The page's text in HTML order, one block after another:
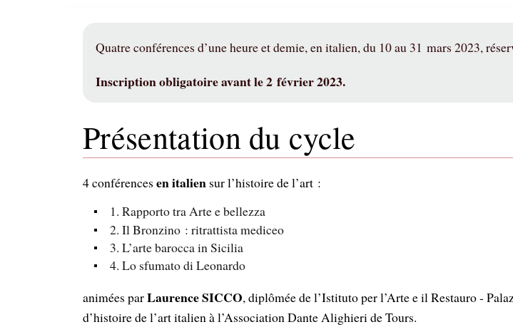
Quatre conférences d’une heure et demie, en italien, du 10 au 31 mars 2023,
Inscription obligatoire avant le 2 février 2023.
Présentation du cycle
4 conférences en italien sur l’histoire de l’art :
1. Rapporto tra Arte e bellezza
2. Il Bronzino : ritrattista mediceo
3. L’arte barocca in Sicilia
4. Lo sfumato di Leonardo
animées parLaurence SICCO, diplômée de l’Istituto per l’Arte e il Restauro -
d’histoire de l’art italien à l’Association Dante Alighieri de Tours.